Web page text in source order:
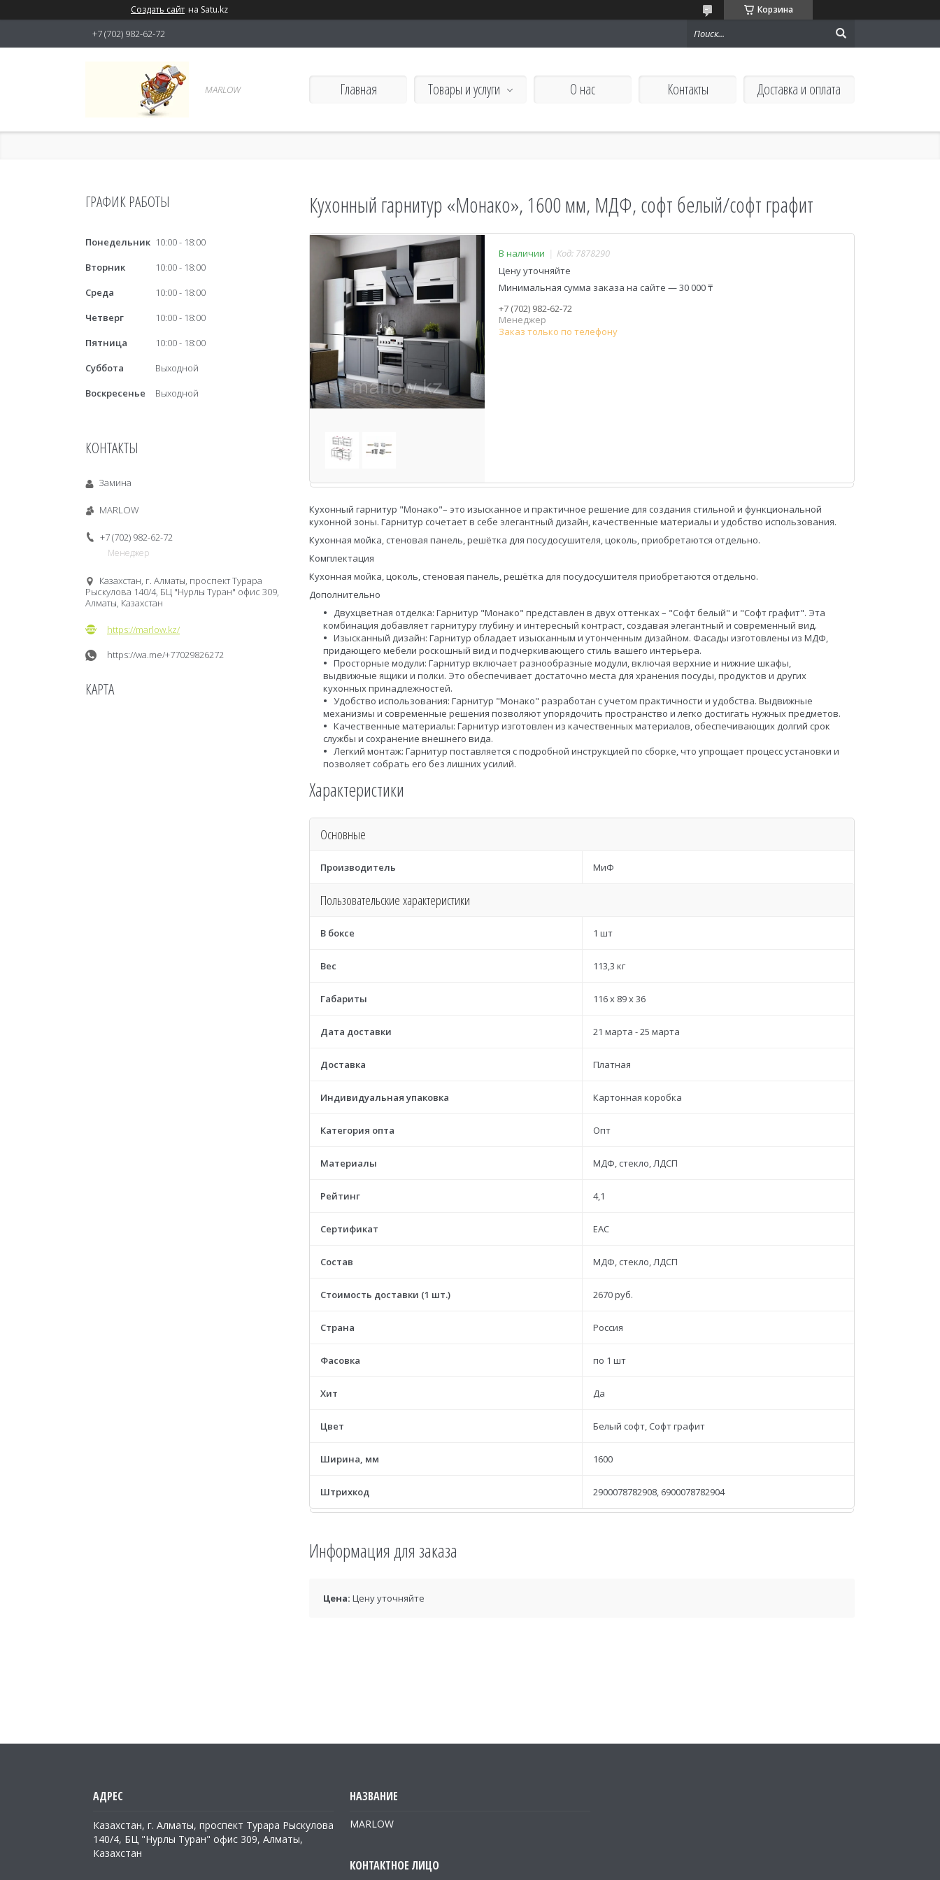
Создать сайт на Satu.kz Корзина
+7 (702) 982-62-72
MARLOW Главная Товары и услуги О нас Контакты Доставка и оплата
Кухонный гарнитур «Монако», 1600 мм, МДФ, софт белый/софт графит
В наличии Код: 7878290
Цену уточняйте
Минимальная сумма заказа на сайте — 30 000 ₸
+7 (702) 982-62-72
Менеджер
Заказ только по телефону
Кухонный гарнитур "Монако"– это изысканное и практичное решение для создания стильной и функциональной
кухонной зоны. Гарнитур сочетает в себе элегантный дизайн, качественные материалы и удобство использования.
Кухонная мойка, стеновая панель, решётка для посудосушителя, цоколь, приобретаются отдельно.
Комплектация
Кухонная мойка, цоколь, стеновая панель, решётка для посудосушителя приобретаются отдельно.
Дополнительно
Двухцветная отделка: Гарнитур "Монако" представлен в двух оттенках – "Софт белый" и "Софт графит". Эта
комбинация добавляет гарнитуру глубину и интересный контраст, создавая элегантный и современный вид.
Изысканный дизайн: Гарнитур обладает изысканным и утонченным дизайном. Фасады изготовлены из МДФ,
придающего мебели роскошный вид и подчеркивающего стиль вашего интерьера.
Просторные модули: Гарнитур включает разнообразные модули, включая верхние и нижние шкафы,
выдвижные ящики и полки. Это обеспечивает достаточно места для хранения посуды, продуктов и других
кухонных принадлежностей.
Удобство использования: Гарнитур "Монако" разработан с учетом практичности и удобства. Выдвижные
механизмы и современные решения позволяют упорядочить пространство и легко достигать нужных предметов.
Качественные материалы: Гарнитур изготовлен из качественных материалов, обеспечивающих долгий срок
службы и сохранение внешнего вида.
Легкий монтаж: Гарнитур поставляется с подробной инструкцией по сборке, что упрощает процесс установки и
позволяет собрать его без лишних усилий.
Характеристики
Основные
Производитель МиФ
Пользовательские характеристики
В боксе 1 шт
Вес 113,3 кг
Габариты 116 x 89 x 36
Дата доставки 21 марта - 25 марта
Доставка Платная
Индивидуальная упаковка Картонная коробка
Категория опта Опт
Материалы МДФ, стекло, ЛДСП
Рейтинг 4,1
Сертификат ЕАС
Состав МДФ, стекло, ЛДСП
Стоимость доставки (1 шт.) 2670 руб.
Страна Россия
Фасовка по 1 шт
Хит Да
Цвет Белый софт, Софт графит
Ширина, мм 1600
Штрихкод 2900078782908, 6900078782904
Информация для заказа
Цена: Цену уточняйте
ГРАФИК РАБОТЫ
Понедельник 10:00
18:00
Вторник
10:00
18:00
Среда
10:00
18:00
Четверг
10:00
18:00
Пятница
10:00
18:00
Суббота
Выходной
Воскресенье
Выходной
КОНТАКТЫ
Замина
MARLOW
+7 (702) 982-62-72
Менеджер
Казахстан, г. Алматы, проспект Турара
Рыскулова 140/4, БЦ "Нурлы Туран" офис 309,
Алматы, Казахстан
https://marlow.kz/
https://wa.me/+77029826272
КАРТА
Казахстан, г. Алматы, проспект Турара Рыскулова
140/4, БЦ "Нурлы Туран" офис 309, Алматы,
Казахстан
MARLOW